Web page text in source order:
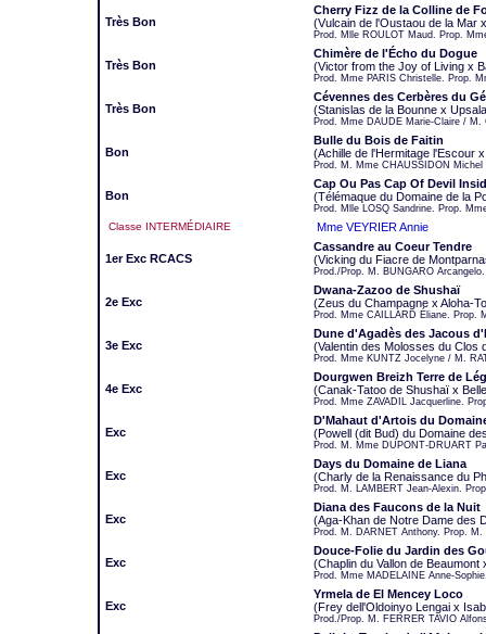
Très Bon
Cherry Fizz de la Colline de
(Vulcain de l'Oustaou de la Mar
Prod. Mlle ROULOT Maud. Prop.
Très Bon
Chimère de l'Écho du Dogue
(Victor from the Joy of Living x
Prod. Mme PARIS Christelle. Prop.
Très Bon
Cévennes des Cerbères du
(Stanislas de la Bounne x
Prod. Mme DAUDE Marie-Claire /
Bon
Bulle du Bois de Faitin
(Achille de l'Hermitage l'Escour
Prod. M. Mme CHAUSSIDON
Bon
Cap Ou Pas Cap Of Devil
(Télémaque du Domaine de la
Prod. Mlle LOSQ Sandrine. Prop.
Classe INTERMÉDIAIRE Mme VEYRIER Annie
1er Exc RCACS
Cassandre au Coeur Tendre
(Vicking du Fiacre de
Prod./Prop. M. BUNGARO Arcangelo.
2e Exc
Dwana-Zazoo de Shushaï
(Zeus du Champagne x Aloha-
Prod. Mme CAILLARD Éliane. Prop.
3e Exc
Dune d'Agadès des Jacous
(Valentin des Molosses du Clos
Prod. Mme KUNTZ Jocelyne / M.
4e Exc
Dourgwen Breizh Terre de
(Canak-Tatoo de Shushaï x
Prod. Mme ZAVADIL Jacquerline.
Exc
D'Mahaut d'Artois du
(Powell (dit Bud) du Domaine
Prod. M. Mme DUPONT-DRUART
Exc
Days du Domaine de Liana
(Charly de la Renaissance du
Prod. M. LAMBERT Jean-Alexin.
Exc
Diana des Faucons de la Nuit
(Aga-Khan de Notre Dame des
Prod. M. DARNET Anthony. Prop. M.
Exc
Douce-Folie du Jardin des
(Chaplin du Vallon de
Prod. Mme MADELAINE Anne-
Exc
Yrmela de El Mencey Loco
(Frey dell'Oldoinyo Lengai x
Prod./Prop. M. FERRER TAVIO